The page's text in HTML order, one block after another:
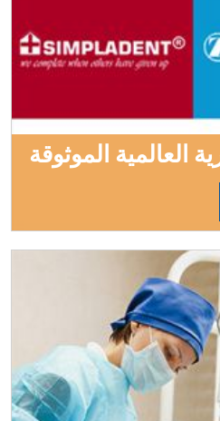
العالمية الموثوقة